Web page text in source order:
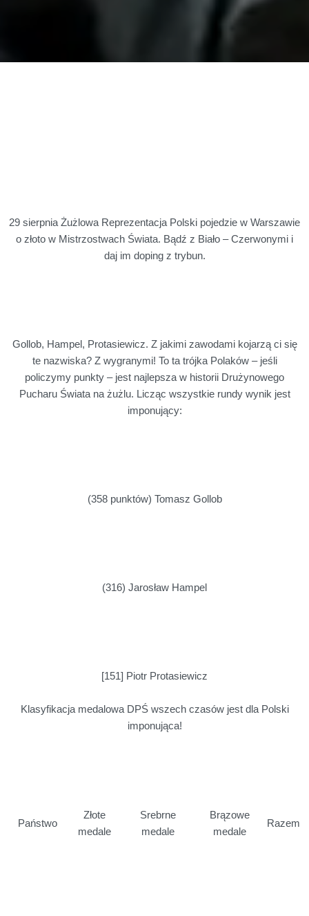
29 sierpnia Żużlowa Reprezentacja Polski pojedzie w Warszawie
o złoto w Mistrzostwach Świata. Bądź z Biało – Czerwonymi i
daj im doping z trybun.
Gollob, Hampel, Protasiewicz. Z jakimi zawodami kojarzą ci się
te nazwiska? Z wygranymi! To ta trójka Polaków – jeśli
policzymy punkty – jest najlepsza w historii Drużynowego
Pucharu Świata na żużlu. Licząc wszystkie rundy wynik jest
imponujący:
(358 punktów) Tomasz Gollob
(316) Jarosław Hampel
[151] Piotr Protasiewicz
Klasyfikacja medalowa DPŚ wszech czasów jest dla Polski
imponująca!
Państwo
Złote
medale
Srebrne
medale
Brązowe
medale
Razem